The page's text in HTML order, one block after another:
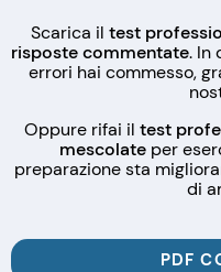
Scarica il test
risposte commentate. In
errori hai commesso,
Oppure rifai il test
mescolate per
preparazione sta
di
PDF